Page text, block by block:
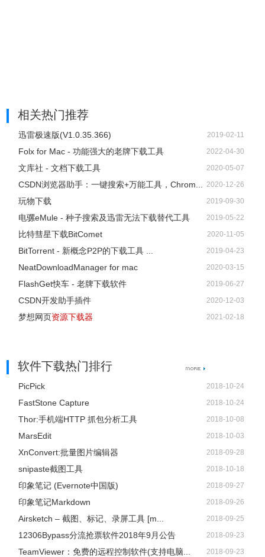
相关热门推荐
迅雷极速版(V1.0.35.366) 2019-02-11
Folx for Mac - 功能强大的老牌下载工具 2022-04-30
文库社 - 文档下载工具 2020-05-07
CSDN浏览器助手：一键搜索+万能工具，Chrom... 2020-12-26
玩物下载 2019-09-30
电骡eMule - 种子搜索及迅雷无法下载替代工具 2019-05-22
比特彗星下载BitComet 2020-11-05
BitTorrent - 新概念P2P的下载工具 ... 2019-04-23
NeatDownloadManager for mac 2020-03-15
FlashGet快车 - 老牌下载软件 2019-06-27
CSDN开发助手插件 2020-12-03
梦想网页资源下载器 2021-02-18
软件下载热门排行
PicPick 2018-10-24
FastStone Capture 2018-10-24
Thor:手机端HTTP 抓包分析工具 2018-10-08
MarsEdit 2018-10-03
XnConvert:批量图片编辑器 2018-09-28
snipaste截图工具 2018-10-18
印象笔记 (Evernote中国版) 2018-09-27
印象笔记Markdown 2018-09-26
Airsketch – 截图、标记、录屏工具 [m... 2018-09-25
12306Bypass分流抢票软件2018年9月公告 2018-09-23
TeamViewer：免费的远程控制软件(支持电脑... 2018-09-23